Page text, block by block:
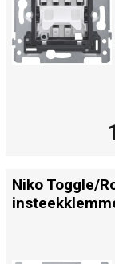
Niko Toggle/